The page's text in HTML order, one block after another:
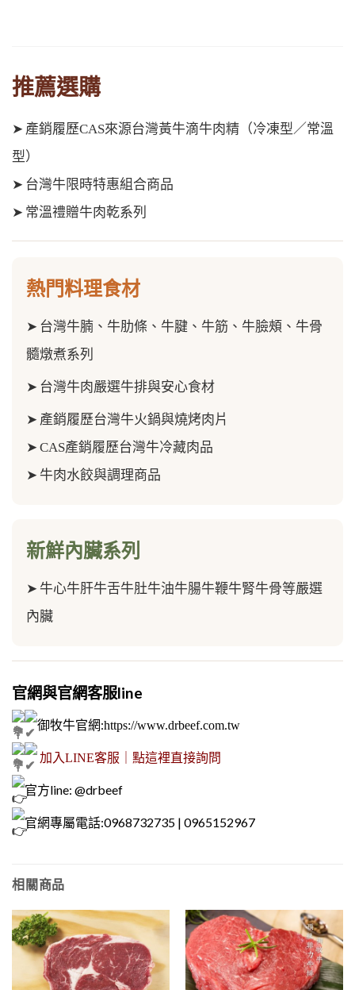
推薦選購
➤ 產銷履歷CAS來源台灣黃牛滴牛肉精（冷凍型／常溫
型）
➤ 台灣牛限時特惠組合商品
➤ 常溫禮贈牛肉乾系列
熱門料理食材
➤ 台灣牛腩、牛肋條、牛腱、牛筋、 牛臉頰、牛骨
髓燉煮系列
➤ 台灣牛肉嚴選牛排與安心食材
➤ 產銷履歷台灣牛火鍋與燒烤肉片
➤ CAS產銷履歷台灣牛冷藏肉品
➤ 牛肉水餃與調理商品
新鮮內臟系列
➤ 牛心牛肝牛舌牛肚牛油牛腸牛鞭牛腎牛骨等嚴選
內臟
官網與官網客服line
御牧牛官網:https://www.drbeef.com.tw
加入LINE客服｜點這裡直接詢問
官方line: @drbeef
官網專屬電話:0968732735 | 0965152967
相關商品